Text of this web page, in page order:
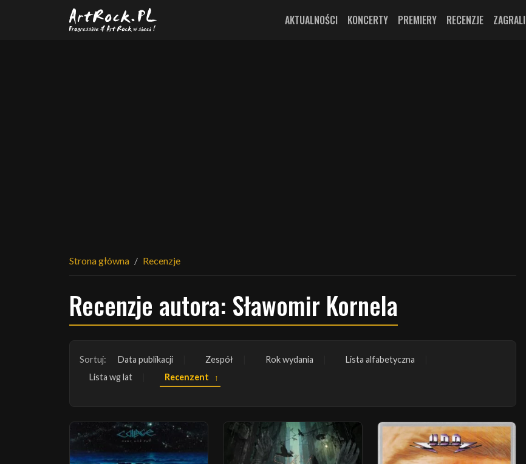
Przejdź do treści głównej
AKTUALNOŚCI KONCERTY PREMIERY RECENZJE ZAGRALI
Strona główna Recenzje
Recenzje autora: Sławomir Kornela
Sortuj: Data publikacji Zespół Rok wydania
Lista alfabetyczna
Lista wg lat
Recenzent